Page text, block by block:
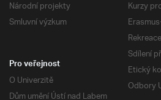
Národní projekty
Smluvní výzkum
Kurzy
Rekreace
Sdílení
Etický
Odbory
Pro veřejnost
O Univerzitě